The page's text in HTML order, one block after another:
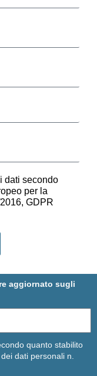
dati secondo
per la
GDPR
aggiornato sugli
quanto stabilito
dati personali n.